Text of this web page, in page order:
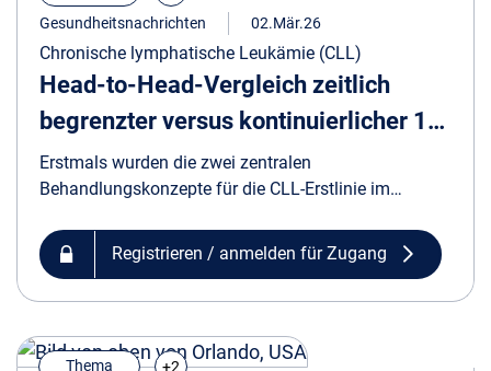
Gesundheitsnachrichten
02.Mär.26
Chronische lymphatische Leukämie (CLL)
Head-to-Head-Vergleich zeitlich
begrenzter versus kontinuierlicher 1L-
Therapien
Erstmals wurden die zwei zentralen
Behandlungskonzepte für die CLL-Erstlinie im
untersucht.
Registrieren / anmelden für Zugang
Thema +2